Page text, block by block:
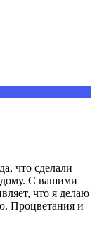
что сделали
дому. С вашими
что я делаю
Процветания и